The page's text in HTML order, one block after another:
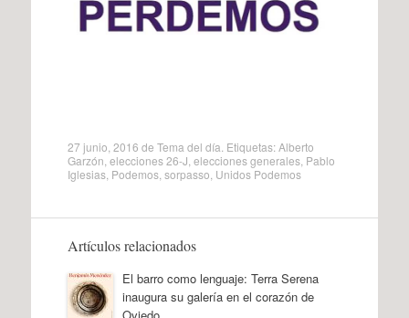
27 junio, 2016 de Tema del día . Etiquetas:Alberto
Garzón elecciones 26-J elecciones generales, Pablo
Iglesias, Podemos, sorpasso Unidos Podemos
Artículos relacionados
El barro como lenguaje: Terra Serena
inaugura su galería en el corazón de